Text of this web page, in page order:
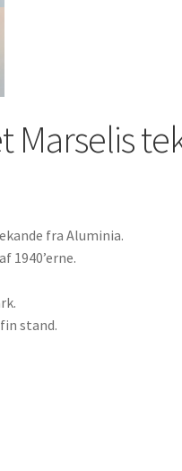
Marselis
fra Aluminia.
1940’erne.
stand.